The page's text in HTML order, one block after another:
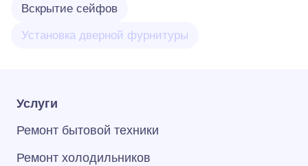
Вскрытие сейфов
Установка дверной фурнитуры
Услуги
Ремонт бытовой техники
Ремонт холодильников